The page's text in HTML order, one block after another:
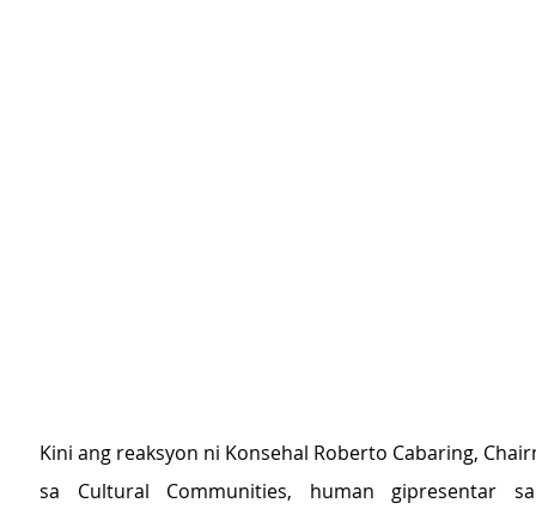
Kini ang reaksyon ni Konsehal Roberto Cabaring,